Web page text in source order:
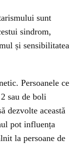
sunt
sindrom,
și sensibilitatea
Persoanele ce
sau de boli
dezvolte această
pot influența
la persoane de